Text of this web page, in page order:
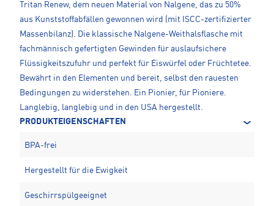
Tritan Renew, dem neuen Material von Nalgene, das zu 50%
aus Kunststoffabfällen gewonnen wird (mit ISCC-zertifizierter
Massenbilanz). Die klassische Nalgene-Weithalsflasche mit
fachmännisch gefertigten Gewinden für auslaufsichere
Flüssigkeitszufuhr und perfekt für Eiswürfel oder Früchtetee.
Bewährt in den Elementen und bereit, selbst den rauesten
Bedingungen zu widerstehen. Ein Pionier, für Pioniere.
Langlebig, langlebig und in den USA hergestellt.
PRODUKTEIGENSCHAFTEN
BPA-frei
Hergestellt für die Ewigkeit
Geschirrspülgeeignet